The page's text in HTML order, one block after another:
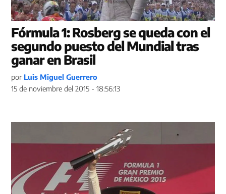
Fórmula 1: Rosberg se queda con el
segundo puesto del Mundial tras
ganar en Brasil
por Luis Miguel Guerrero
15 de noviembre del 2015 - 18:56:13